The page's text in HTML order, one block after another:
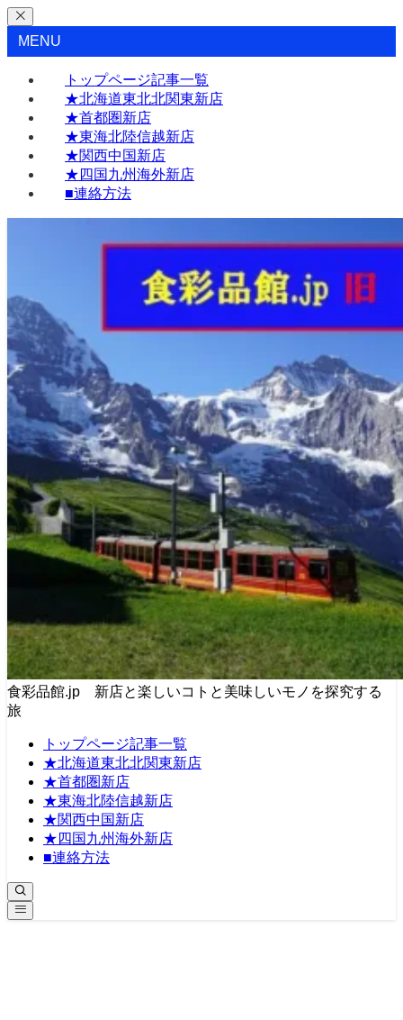
MENU
トップページ記事一覧
★北海道東北北関東新店
★首都圏新店
★東海北陸信越新店
★関西中国新店
★四国九州海外新店
■連絡方法
食彩品館.jp 新店と楽しいコトと美味しいモノを探究する
旅
トップページ記事一覧
★北海道東北北関東新店
★首都圏新店
★東海北陸信越新店
★関西中国新店
★四国九州海外新店
■連絡方法